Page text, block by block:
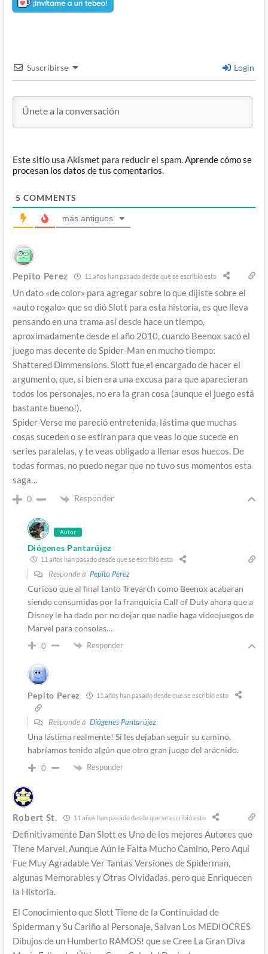
Suscribirse Login
Este sitio usa Akismet para reducir el spam.Aprende cómo se
procesan los datos de tus comentarios.
5 COMMENTS
más antiguos
Pepito Perez 11 años han pasado desde que se escribió esto
Un dato «de color» para agregar sobre lo que dijiste sobre el
«auto regalo» que se dió Slott para esta historia, es que lleva
pensando en una trama así desde hace un tiempo,
aproximadamente desde el año 2010, cuando Beenox sacó el
juego mas decente de Spider-Man en mucho tiempo:
Shattered Dimmensions. Slott fue el encargado de hacer el
argumento, que, si bien era una excusa para que aparecieran
todos los personajes, no era la gran cosa (aunque el juego está
bastante bueno!).
Spider-Verse me pareció entretenida, lástima que muchas
cosas suceden o se estiran para que veas lo que sucede en
series paralelas, y te veas obligado a llenar esos huecos. De
todas formas, no puedo negar que no tuvo sus momentos esta
saga…
0 Responder
Autor
Diógenes Pantarújez
11 años han pasado desde que se escribió esto
Responde a Pepito Perez
Curioso que al final tanto Treyarch como Beenox acabaran
siendo consumidas por la franquicia Call of Duty ahora que a
Disney le ha dado por no dejar que nadie haga videojuegos de
Marvel para consolas…
0 Responder
Pepito Perez 11 años han pasado desde que se escribió esto
Responde a Diógenes Pantarújez
Una lástima realmente! Si les dejaban seguir su camino,
habríamos tenido algún que otro gran juego del arácnido.
0 Responder
Robert St. 11 años han pasado desde que se escribió esto
Definitivamente Dan Slott es Uno de los mejores Autores que
Tiene Marvel, Aunque Aún le Falta Mucho Camino, Pero Aquí
Fue Muy Agradable Ver Tantas Versiones de Spiderman,
algunas Memorables y Otras Olvidadas, pero que Enriquecen
la Historia.
El Conocimiento que Slott Tiene de la Continuidad de
Spiderman y Su Cariño al Personaje, Salvan Los MEDIOCRES
Dibujos de un Humberto RAMOS! que se Cree La Gran Diva